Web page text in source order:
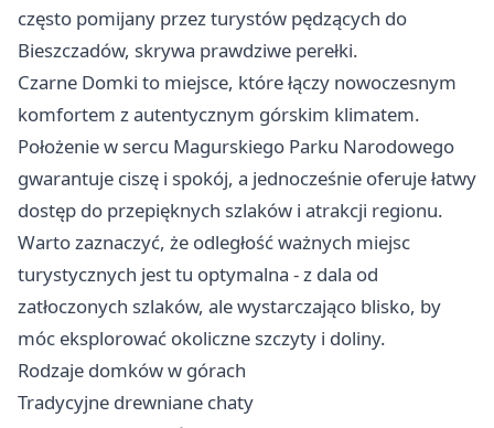
często pomijany przez turystów pędzących do
Bieszczadów, skrywa prawdziwe perełki.
Czarne Domki to miejsce, które łączy nowoczesnym
komfortem z autentycznym górskim klimatem.
Położenie w sercu Magurskiego Parku Narodowego
gwarantuje ciszę i spokój, a jednocześnie oferuje łatwy
dostęp do przepięknych szlaków i atrakcji regionu.
Warto zaznaczyć, że odległość ważnych miejsc
turystycznych jest tu optymalna - z dala od
zatłoczonych szlaków, ale wystarczająco blisko, by
móc eksplorować okoliczne szczyty i doliny.
Rodzaje domków w górach
Tradycyjne drewniane chaty